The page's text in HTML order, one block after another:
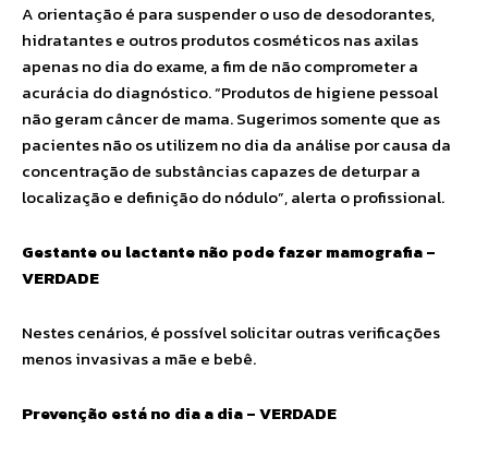
A orientação é para suspender o uso de desodorantes,
hidratantes e outros produtos cosméticos nas axilas
apenas no dia do exame, a fim de não comprometer a
acurácia do diagnóstico. “Produtos de higiene pessoal
não geram câncer de mama. Sugerimos somente que as
pacientes não os utilizem no dia da análise por causa da
concentração de substâncias capazes de deturpar a
localização e definição do nódulo”, alerta o profissional.
Gestante ou lactante não pode fazer mamografia –
VERDADE
Nestes cenários, é possível solicitar outras verificações
menos invasivas a mãe e bebê.
Prevenção está no dia a dia – VERDADE